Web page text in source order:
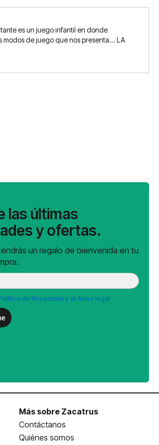
es un juego infantil en donde
modos de juego que nos presenta... LA
las últimas
y ofertas.
un regalo de bienvenida en tu
de Privacidad y el Aviso legal
Más sobre Zacatrus
Contáctanos
Quiénes somos